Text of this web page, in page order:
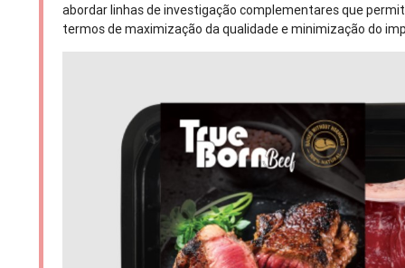
abordar linhas de investigação complementares que
termos de maximização da qualidade e minimização do